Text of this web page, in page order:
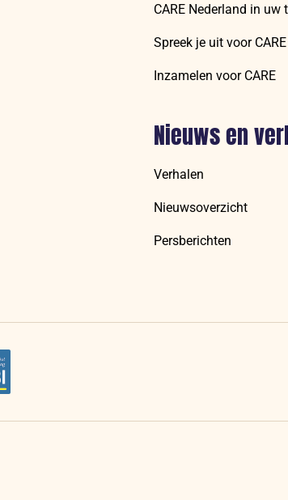
CARE Nederland in uw
Spreek je uit voor CARE
Inzamelen voor CARE
Nieuws en
Verhalen
Nieuwsoverzicht
Persberichten